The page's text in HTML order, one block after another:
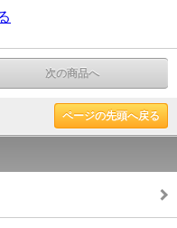
次の商品へ
ページの先頭へ戻る